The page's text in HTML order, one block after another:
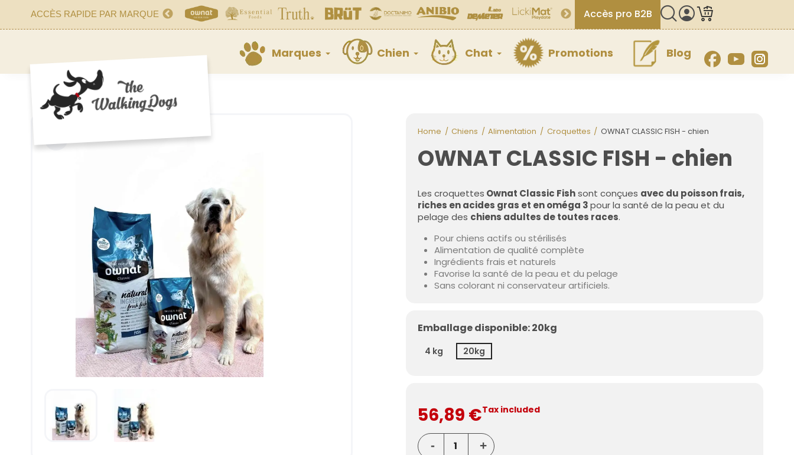
ACCÈS RAPIDE PAR MARQUE Accès pro B2B
Marques Chien Chat Promotions Blog Facebook
YouTube
Home Chiens Alimentation Croquettes OWNAT CLASSIC FISH - chien
OWNAT CLASSIC FISH - chien
Les croquettes Ownat Classic Fishsont conçues avec du poisson frais,
riches en acides gras et en oméga 3pour la santé de la peau et du
pelage des chiens adultes de toutes races.
Pour chiens actifs ou stérilisés
Alimentation de qualité complète
Ingrédients frais et naturels
Favorise la santé de la peau et du pelage
Sans colorant ni conservateur artificiels.
Emballage disponible: 20kg
4 kg 20kg
56,89 €Tax included